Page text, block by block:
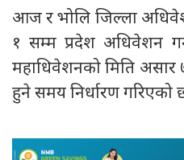
आज र भोलि जिल्ला
१ सम्म प्रदेश अधिवेशन
महाधिवेशनको मिति
हुने समय निर्धारण गरिएको